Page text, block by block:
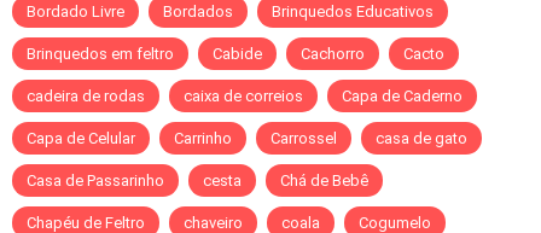
Bordado Livre Bordados Brinquedos Educativos
Brinquedos em feltro Cabide Cachorro Cacto
cadeira de rodas caixa de correios Capa de Caderno
Capa de Celular Carrinho Carrossel casa de gato
Casa de Passarinho cesta Chá de Bebê
Chapéu de Feltro chaveiro coala Cogumelo